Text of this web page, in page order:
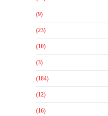
(9)
(23)
(10)
(3)
(184)
(12)
(16)